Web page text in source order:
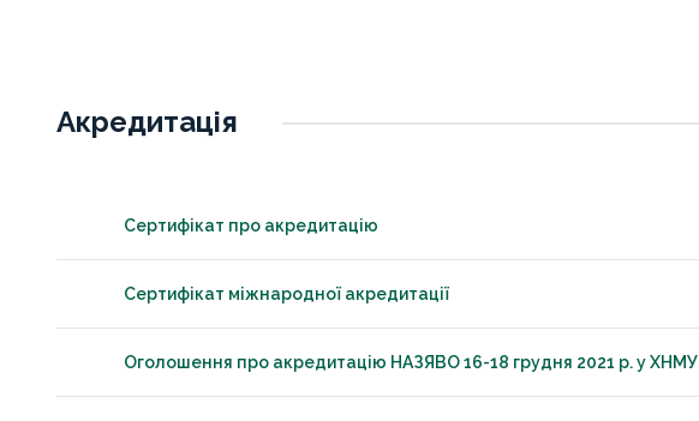
Акредитація
Сертифікат про акредитацію
Сертифікат міжнародної акредитації
Оголошення про акредитацію НАЗЯВО 16-18 грудня 2021 р. у ХНМУ